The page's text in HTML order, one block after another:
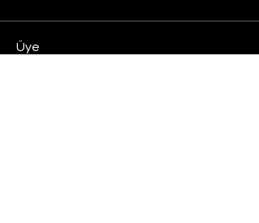
Üye